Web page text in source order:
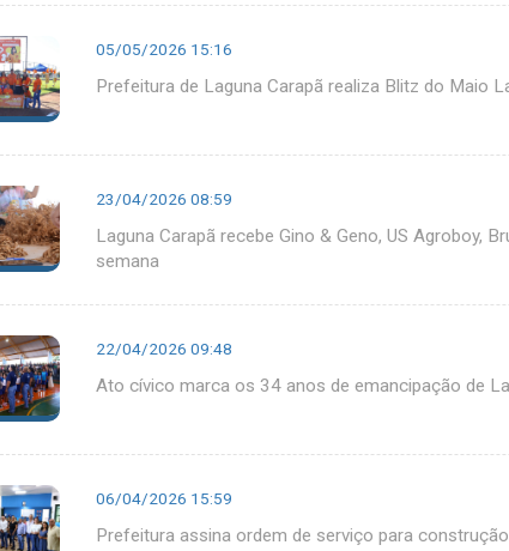
05/05/2026 15:16
Prefeitura de Laguna Carapã realiza Blitz do Maio
23/04/2026 08:59
Laguna Carapã recebe Gino & Geno, US Agroboy,
semana
22/04/2026 09:48
Ato cívico marca os 34 anos de emancipação de
06/04/2026 15:59
Prefeitura assina ordem de serviço para